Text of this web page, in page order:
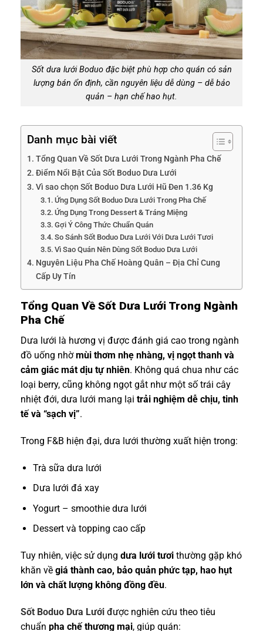
Sốt dưa lưới Boduo đặc biệt phù hợp cho quán có sản
lượng bán ổn định, cần nguyên liệu dễ dùng – dễ bảo
quản – hạn chế hao hụt.
Danh mục bài viết
Tổng Quan Về Sốt Dưa Lưới Trong Ngành Pha Chế
Điểm Nổi Bật Của Sốt Boduo Dưa Lưới
Vì sao chọn Sốt Boduo Dưa Lưới Hũ Đen 1.36 Kg
Ứng Dụng Sốt Boduo Dưa Lưới Trong Pha Chế
Ứng Dụng Trong Dessert & Tráng Miệng
Gợi Ý Công Thức Chuẩn Quán
So Sánh Sốt Boduo Dưa Lưới Với Dưa Lưới Tươi
Vì Sao Quán Nên Dùng Sốt Boduo Dưa Lưới
Nguyên Liệu Pha Chế Hoàng Quân – Địa Chỉ Cung
Cấp Uy Tín
Tổng Quan Về Sốt Dưa Lưới Trong Ngành
Pha Chế
Dưa lưới là hương vị được đánh giá cao trong ngành
đồ uống nhờmùi thơm nhẹ nhàng, vị ngọt thanh và
cảm giác mát dịu tự nhiên. Không quá chua như các
loại berry, cũng không ngọt gắt như một số trái cây
nhiệt đới, dưa lưới mang lại trải nghiệm dễ chịu, tinh
tế và “sạch vị”.
Trong F&B hiện đại, dưa lưới thường xuất hiện trong:
Trà sữa dưa lưới
Dưa lưới đá xay
Yogurt – smoothie dưa lưới
Dessert và topping cao cấp
Tuy nhiên, việc sử dụng dưa lưới tươi thường gặp khó
khăn về giá thành cao, bảo quản phức tạp, hao hụt
lớn và chất lượng không đồng đều.
Sốt Boduo Dưa Lưới được nghiên cứu theo tiêu
chuẩn pha chế thương mại, giúp quán: